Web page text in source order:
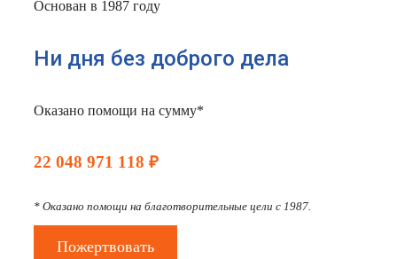
Основан в 1987 году
Ни дня без доброго дела
Оказано помощи на сумму*
22 048 971 118 ₽
* Оказано помощи на благотворительные цели с 1987.
Пожертвовать